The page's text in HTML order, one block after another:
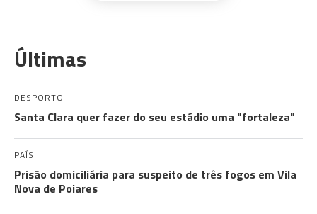
Últimas
DESPORTO
Santa Clara quer fazer do seu estádio uma "fortaleza"
PAÍS
Prisão domiciliária para suspeito de três fogos em Vila
Nova de Poiares